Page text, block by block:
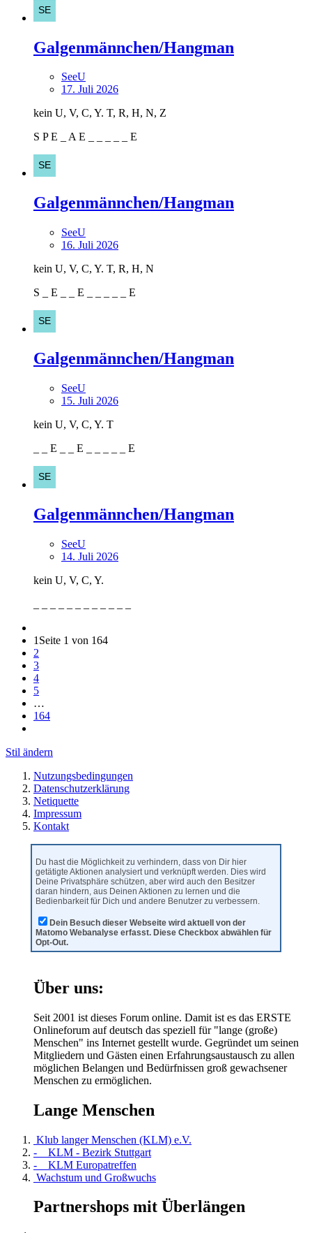
Galgenmännchen/Hangman
SeeU
17. Juli 2026
kein U, V, C, Y. T, R, H, N, Z
S P E _ A E _ _ _ _ _ E
Galgenmännchen/Hangman
SeeU
16. Juli 2026
kein U, V, C, Y. T, R, H, N
S _ E _ _ E _ _ _ _ _ E
Galgenmännchen/Hangman
SeeU
15. Juli 2026
kein U, V, C, Y. T
_ _ E _ _ E _ _ _ _ _ E
Galgenmännchen/Hangman
SeeU
14. Juli 2026
kein U, V, C, Y.
1 Seite 1 von 164
2
3
4
5
…
164
Stil ändern
Nutzungsbedingungen
Datenschutzerklärung
Netiquette
Impressum
Kontakt
Du hast die Möglichkeit zu verhindern, dass von Dir hier
getätigte Aktionen analysiert und verknüpft werden. Dies wird
Deine Privatsphäre schützen, aber wird auch den Besitzer
daran hindern, aus Deinen Aktionen zu lernen und die
Bedienbarkeit für Dich und andere Benutzer zu verbessern.
Dein Besuch dieser Webseite wird aktuell von der
Matomo Webanalyse erfasst. Diese Checkbox abwählen für
Opt-Out.
Über uns:
Seit 2001 ist dieses Forum online. Damit ist es das ERSTE
Onlineforum auf deutsch das speziell für "lange (große)
Menschen" ins Internet gestellt wurde. Gegründet um seinen
Mitgliedern und Gästen einen Erfahrungsaustausch zu allen
möglichen Belangen und Bedürfnissen groß gewachsener
Menschen zu ermöglichen.
Lange Menschen
Klub langer Menschen (KLM) e.V.
- KLM - Bezirk Stuttgart
- KLM Europatreffen
Wachstum und Großwuchs
Partnershops mit Überlängen